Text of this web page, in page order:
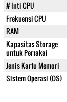
# Inti CPU
Frekuensi CPU
RAM
Kapasitas Storage
untuk Pemakai
Jenis Kartu Memori
Sistem Operasi (OS)